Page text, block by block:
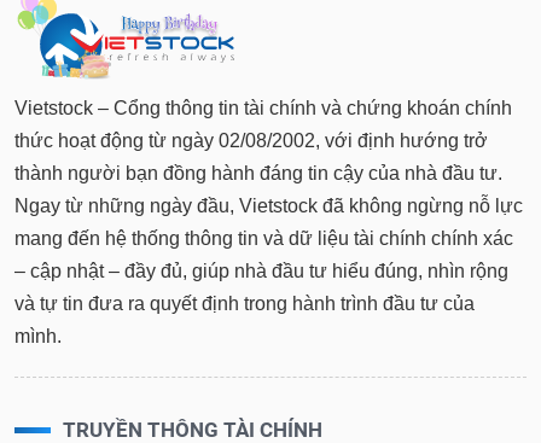
Vietstock – Cổng thông tin tài chính và chứng khoán chính
thức hoạt động từ ngày 02/08/2002, với định hướng trở
thành người bạn đồng hành đáng tin cậy của nhà đầu tư.
Ngay từ những ngày đầu, Vietstock đã không ngừng nỗ lực
mang đến hệ thống thông tin và dữ liệu tài chính chính xác
– cập nhật – đầy đủ, giúp nhà đầu tư hiểu đúng, nhìn rộng
và tự tin đưa ra quyết định trong hành trình đầu tư của
mình.
TRUYỀN THÔNG TÀI CHÍNH